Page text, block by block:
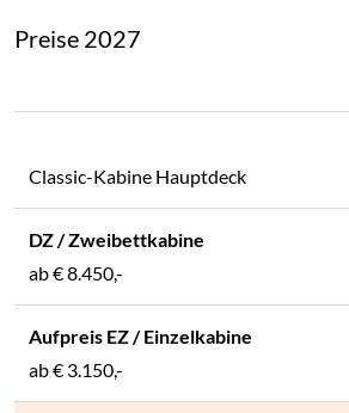
Preise 2027
Classic-Kabine Hauptdeck
ab € 8.450,-
ab € 3.150,-